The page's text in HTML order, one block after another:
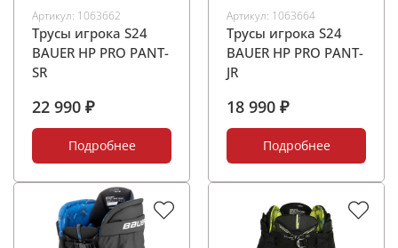
Артикул: 1063662
Трусы игрока S24
BAUER HP PRO PANT-
SR
22 990 ₽
Подробнее
Артикул: 1063664
Трусы игрока S24
BAUER HP PRO PANT-
JR
18 990 ₽
Подробнее